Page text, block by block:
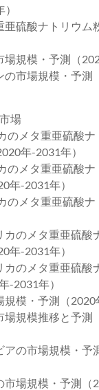
亜硫酸ナトリウム
場規模・予測（
の市場規模・予測
場
のメタ重亜硫酸
年-2031年）
のメタ重亜硫酸
年-2031年）
のメタ重亜硫酸
カのメタ重亜硫酸
年-2031年）
カのメタ重亜硫酸
-2031年）
規模・予測（2020
場規模推移と予測
アの市場規模・予
市場規模・予測（